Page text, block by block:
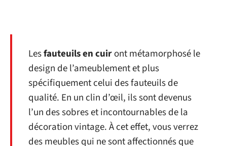
Lesfauteuils en cuiront métamorphosé le
design de l’ameublement et plus
spécifiquement celui des fauteuils de
qualité. En un clin d’œil, ils sont devenus
l’un des sobres et incontournables de la
décoration vintage. À cet effet, vous verrez
des meubles qui ne sont affectionnés que